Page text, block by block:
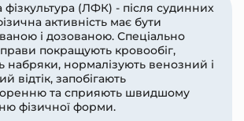
фізкультура (ЛФК) - після судинних
активність має бути
і дозованою. Спеціально
покращують кровообіг,
нормалізують венозний і
відтік, запобігають
та сприяють швидшому
фізичної форми.